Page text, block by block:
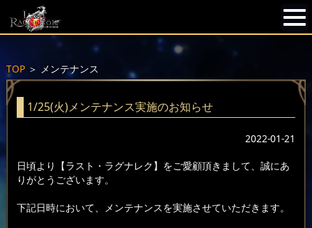
TOP＞ メンテナンス
1/25(火)メンテナンス実施のお知らせ
2022-01-21
日頃より【ラスト・ラグナレク】をご愛顧頂きまして、誠にあ
りがとうございます。
下記日時において、メンテナンスを実施させていただきます。